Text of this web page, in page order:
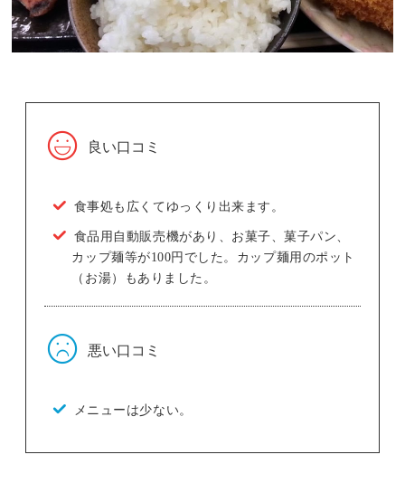
良い口コミ
食事処も広くてゆっくり出来ます。
食品用自動販売機があり、お菓子、菓子パン、
カップ麺等が100円でした。カップ麺用のポット
（お湯）もありました。
悪い口コミ
メニューは少ない。